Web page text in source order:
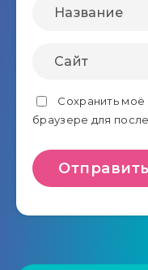
Сохранить моё
браузере для